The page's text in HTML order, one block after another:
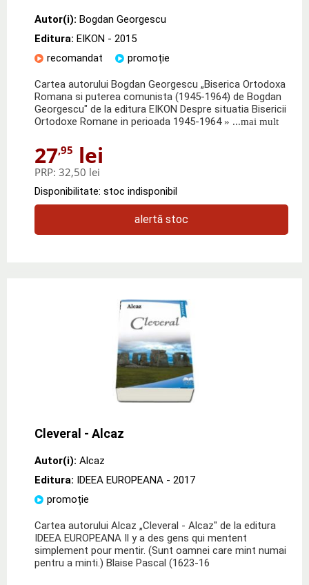
Autor(i): Bogdan Georgescu
Editura: EIKON - 2015
recomandat
promoție
Cartea autorului Bogdan Georgescu „Biserica Ortodoxa
Romana si puterea comunista (1945-1964) de Bogdan
Georgescu" de la editura EIKON Despre situatia Bisericii
Ortodoxe Romane in perioada 1945-1964» ...mai mult
27,95 lei
PRP: 32,50 lei
Disponibilitate: stoc indisponibil
alertă stoc
Cleveral - Alcaz
Autor(i): Alcaz
Editura: IDEEA EUROPEANA - 2017
promoție
Cartea autorului Alcaz „Cleveral - Alcaz" de la editura
IDEEA EUROPEANA Il y a des gens qui mentent
simplement pour mentir. (Sunt oamnei care mint numai
pentru a minti.) Blaise Pascal (1623-16